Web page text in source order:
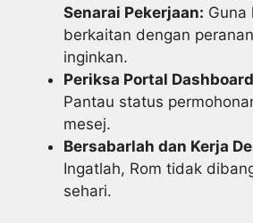
Senarai Pekerjaan: Guna
berkaitan dengan
inginkan.
Periksa Portal
Pantau status
mesej.
Bersabarlah dan Kerja
Ingatlah, Rom tidak
sehari.